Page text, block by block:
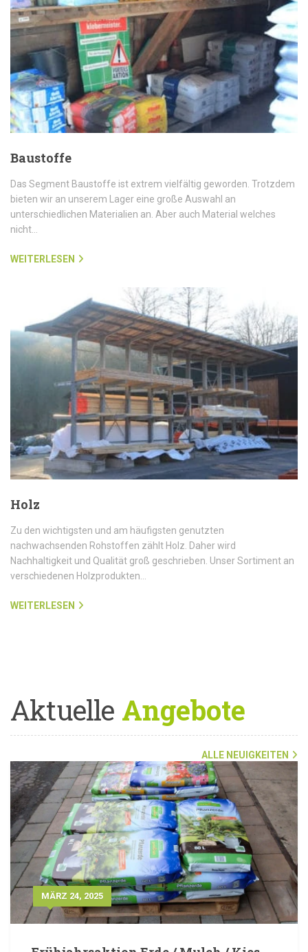
Baustoffe
Das Segment Baustoffe ist extrem vielfältig geworden. Trotzdem
bieten wir an unserem Lager eine große Auswahl an
unterschiedlichen Materialien an. Aber auch Material welches
nicht…
WEITERLESEN
Holz
Zu den wichtigsten und am häufigsten genutzten
nachwachsenden Rohstoffen zählt Holz. Daher wird
Nachhaltigkeit und Qualität groß geschrieben. Unser Sortiment an
verschiedenen Holzprodukten…
WEITERLESEN
Aktuelle Angebote
ALLE NEUIGKEITEN
MÄRZ 24, 2025